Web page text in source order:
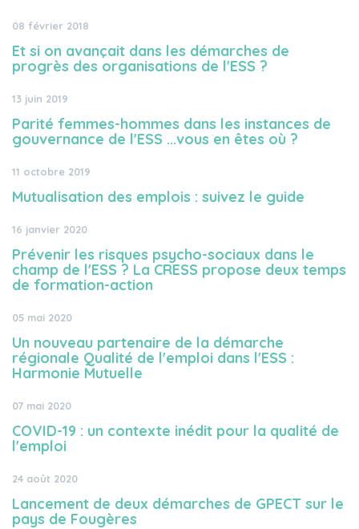
08 février 2018
Et si on avançait dans les démarches de
progrès des organisations de l'ESS ?
13 juin 2019
Parité femmes-hommes dans les instances de
gouvernance de l'ESS ...vous en êtes où ?
11 octobre 2019
Mutualisation des emplois : suivez le guide
16 janvier 2020
Prévenir les risques psycho-sociaux dans le
champ de l'ESS ? La CRESS propose deux temps
de formation-action
05 mai 2020
Un nouveau partenaire de la démarche
régionale Qualité de l'emploi dans l'ESS :
Harmonie Mutuelle
07 mai 2020
COVID-19 : un contexte inédit pour la qualité de
l'emploi
24 août 2020
Lancement de deux démarches de GPECT sur le
pays de Fougères